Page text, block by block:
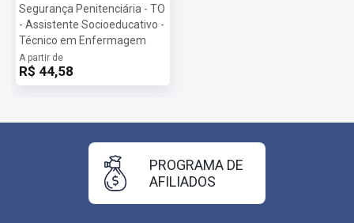
Segurança Penitenciária - TO
- Assistente Socioeducativo -
Técnico em Enfermagem
A partir de
R$ 44,58
PROGRAMA DE
AFILIADOS